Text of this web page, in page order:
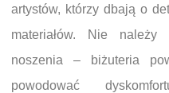
artystów, którzy dbają o
materiałów. Nie
noszenia – biżuteria
powodować